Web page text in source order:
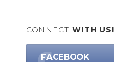
CONNECT WITH US!
FACEBOOK